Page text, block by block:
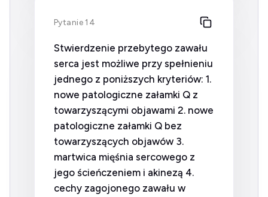
Pytanie 14
Stwierdzenie przebytego zawału
serca jest możliwe przy spełnieniu
jednego z poniższych kryteriów: 1.
nowe patologiczne załamki Q z
towarzyszącymi objawami 2. nowe
patologiczne załamki Q bez
towarzyszących objawów 3.
martwica mięśnia sercowego z
jego ścieńczeniem i akinezą 4.
cechy zagojonego zawału w